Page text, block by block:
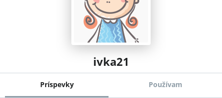
ivka21
Príspevky Používam